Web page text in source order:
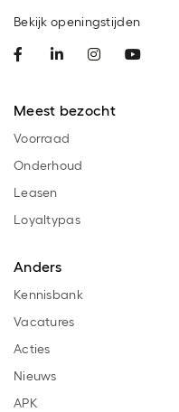
Bekijk openingstijden
Meest bezocht
Voorraad
Onderhoud
Leasen
Loyaltypas
Anders
Kennisbank
Vacatures
Acties
Nieuws
APK